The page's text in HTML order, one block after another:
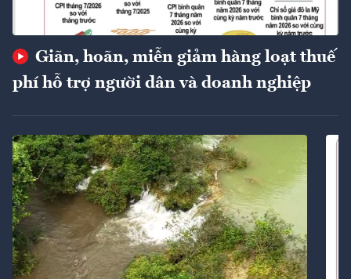
Giãn, hoãn, miễn giảm hàng loạt thuế
phí hỗ trợ người dân và doanh nghiệp